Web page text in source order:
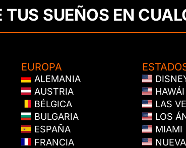
SUEÑOS EN
EUROPA
ALEMANIA
AUSTRIA
BÉLGICA
BULGARIA
ESPAÑA
FRANCIA
HAWÁI
LAS
LOS
MIAMI